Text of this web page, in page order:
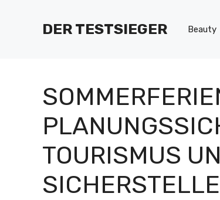
DER TESTSIEGER Beauty
TOURISMUS